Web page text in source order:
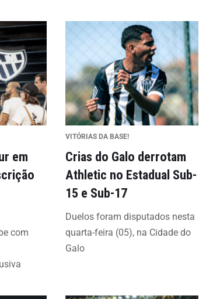
em
com
VITÓRIAS DA BASE!
Crias do Galo derrotam
Athletic no Estadual Sub-
15 e Sub-17
Duelos foram disputados nesta
quarta-feira (05), na Cidade do
Galo